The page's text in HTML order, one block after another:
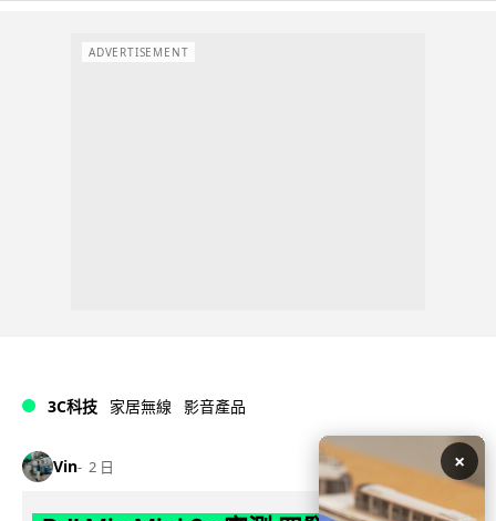
ADVERTISEMENT
3C科技 家居無線 影音產品
Vin 2 日 ×